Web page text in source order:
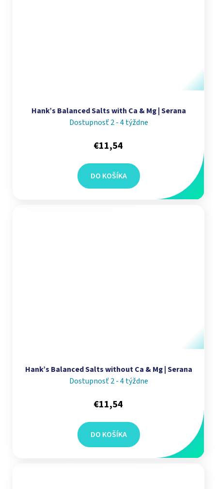
Hank’s Balanced Salts with Ca & Mg | Serana
Dostupnosť 2 - 4 týždne
€11,54
DO KOŠÍKA
Hank’s Balanced Salts without Ca & Mg | Serana
Dostupnosť 2 - 4 týždne
€11,54
DO KOŠÍKA